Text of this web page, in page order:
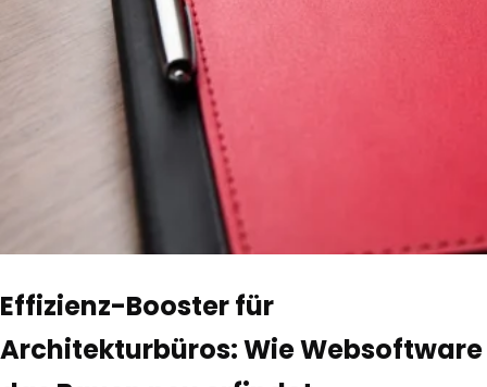
Effizienz-Booster für
Architekturbüros: Wie Websoftware